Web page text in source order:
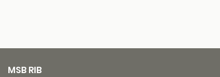
MSB RIB